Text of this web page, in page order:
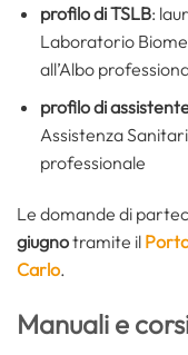
profilo di TSLB:
Laboratorio
all’Albo
profilo di
Assistenza
professionale
Le domande di
giugnotramite il
Carlo.
Manuali e